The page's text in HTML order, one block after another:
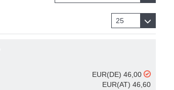
25
EUR(DE) 46,00
EUR(AT) 46,60